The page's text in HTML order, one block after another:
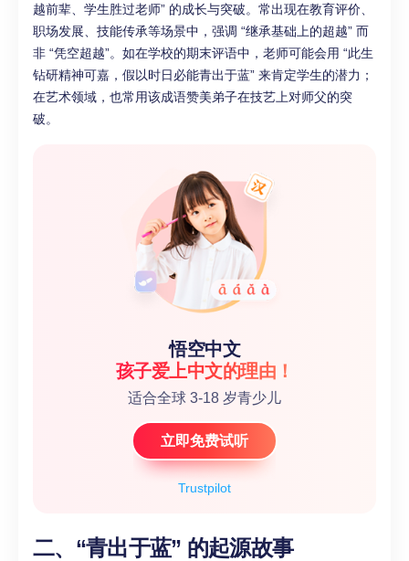
越前辈、学生胜过老师” 的成长与突破。常出现在教育评价、
职场发展、技能传承等场景中，强调 “继承基础上的超越” 而
非 “凭空超越”。如在学校的期末评语中，老师可能会用 “此生
钻研精神可嘉，假以时日必能青出于蓝” 来肯定学生的潜力；
在艺术领域，也常用该成语赞美弟子在技艺上对师父的突
破。
Trustpilot
悟空中文
孩子爱上中文的理由！
适合全球 3-18 岁青少儿
立即免费试听
二、“青出于蓝” 的起源故事